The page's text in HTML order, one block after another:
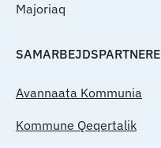
Majoriaq
SAMARBEJDSPARTNERE
Avannaata Kommunia
Kommune Qeqertalik